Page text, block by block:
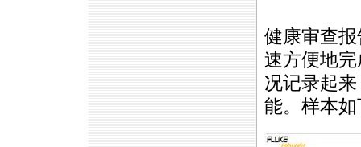
健康审查
速方便地
况记录起
能。样本